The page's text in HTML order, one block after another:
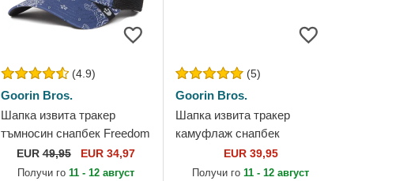
(4.9)
Goorin Bros.
Шапка извита тракер
тъмносин снапбек Freedom
A the W in a D The Farm
Paisley The Farm от
EUR49,95 EUR 34,97
Получи го 11 - 12 август
(5)
Goorin Bros.
Шапка извита тракер
камуфлаж снапбек
Freedom Eagle Camouflage
Seasonal Real Tree The
EUR 39,95
Получи го11 - 12 август